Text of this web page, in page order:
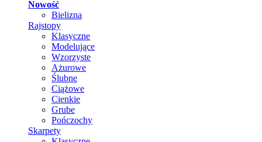
Nowość
Bielizna
Rajstopy
Klasyczne
Modelujące
Wzorzyste
Ażurowe
Ślubne
Ciążowe
Cienkie
Grube
Pończochy
Skarpety